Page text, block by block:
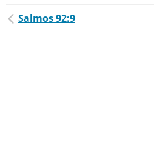
Salmos 92:9